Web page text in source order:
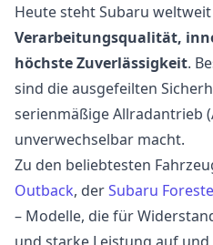
Heute steht Subaru
Verarbeitungsqualität,
höchste Zuverlässigkeit.
sind die ausgefeilten
serienmäßige Allradantrieb
unverwechselbar macht.
Zu den beliebtesten
Outback, derSubaru
– Modelle, die für
und starke Leistung auf